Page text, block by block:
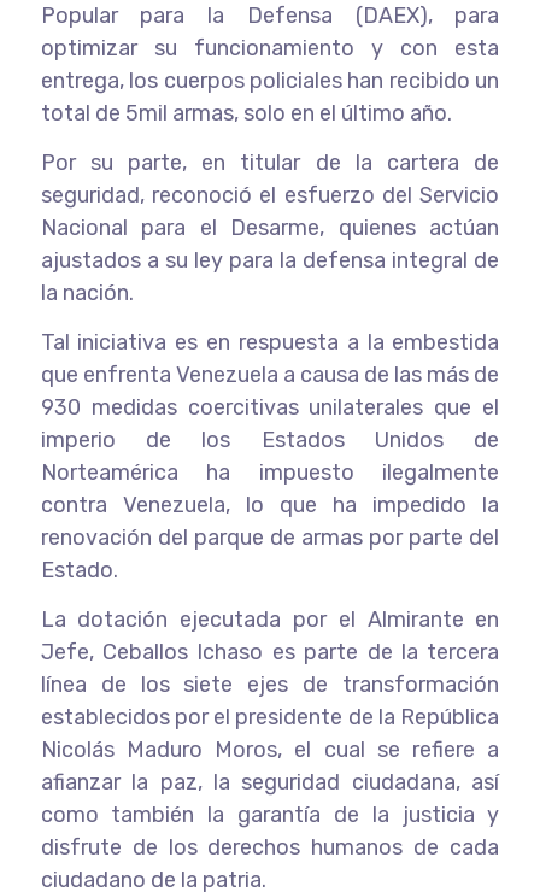
Popular para la Defensa (DAEX), para
optimizar su funcionamiento y con esta
entrega, los cuerpos policiales han recibido un
total de 5mil armas, solo en el último año.
Por su parte, en titular de la cartera de
seguridad, reconoció el esfuerzo del Servicio
Nacional para el Desarme, quienes actúan
ajustados a su ley para la defensa integral de
la nación.
Tal iniciativa es en respuesta a la embestida
que enfrenta Venezuela a causa de las más de
930 medidas coercitivas unilaterales que el
imperio de los Estados Unidos de
Norteamérica ha impuesto ilegalmente
contra Venezuela, lo que ha impedido la
renovación del parque de armas por parte del
Estado.
La dotación ejecutada por el Almirante en
Jefe, Ceballos Ichaso es parte de la tercera
línea de los siete ejes de transformación
establecidos por el presidente de la República
Nicolás Maduro Moros, el cual se refiere a
afianzar la paz, la seguridad ciudadana, así
como también la garantía de la justicia y
disfrute de los derechos humanos de cada
ciudadano de la patria.